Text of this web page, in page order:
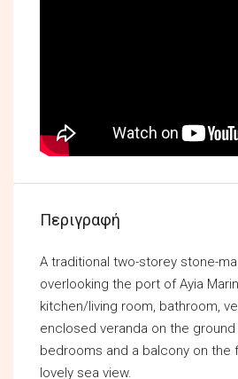
Περιγραφή
A traditional two-storey stone-
overlooking the port of Ayia
kitchen/living room, bathroom,
enclosed veranda on the
bedrooms and a balcony on the
lovely sea view.